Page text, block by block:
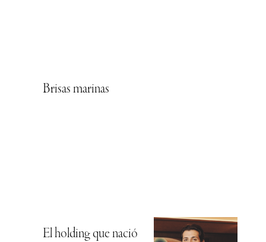
Brisas marinas
El holding que nació